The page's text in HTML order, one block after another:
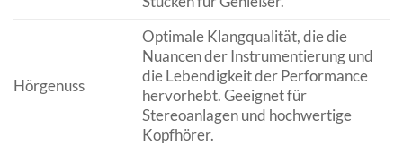
Hörgenuss
Optimale Klangqualität, die die
Nuancen der Instrumentierung und
die Lebendigkeit der Performance
hervorhebt. Geeignet für
Stereoanlagen und hochwertige
Kopfhörer.